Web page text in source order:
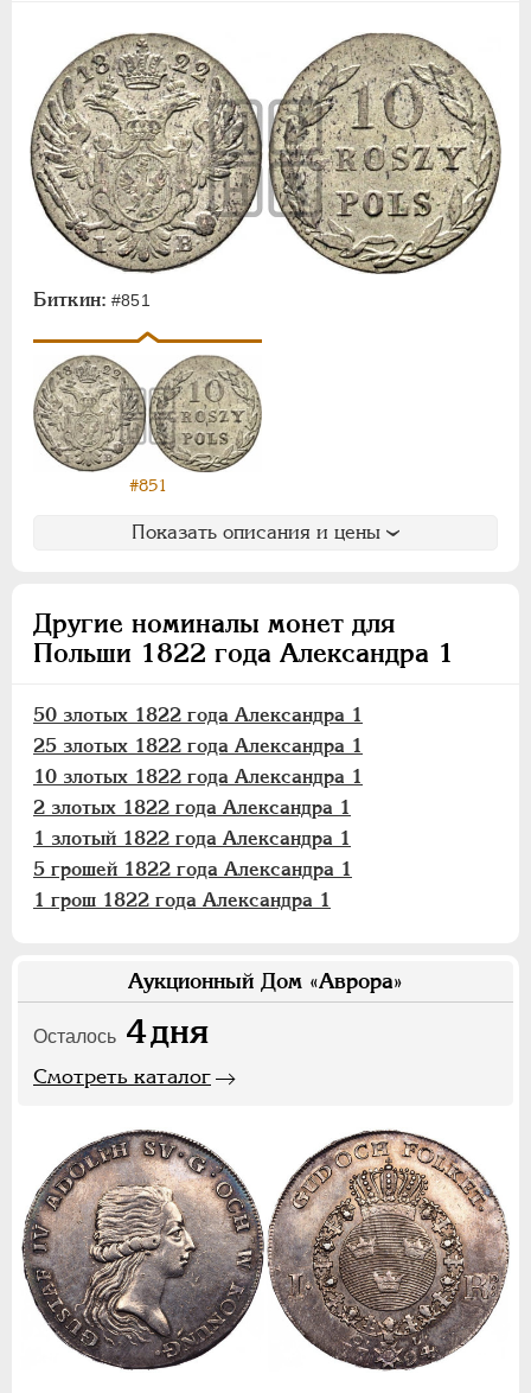
Биткин: #851
#851
Показать описания и цены
Другие номиналы монет для
Польши 1822 года Александра 1
50 злотых 1822 года Александра 1
25 злотых 1822 года Александра 1
10 злотых 1822 года Александра 1
2 злотых 1822 года Александра 1
1 злотый 1822 года Александра 1
5 грошей 1822 года Александра 1
1 грош 1822 года Александра 1
Аукционный Дом «Аврора»
Осталось 4дня
Смотреть каталог
Пробные и новодельные
Для Грузии
Для Польши
50 злотых
25 злотых
10 злотых
5 злотых
2 злотых
1 злотый
10 грошей
5 грошей
3 гроша
АЛЕКСАНДР II 1855-1881
АЛЕКСАНДР III 1881-1894
ВРЕМЕННОЕ ПРАВ. 1917-1918
ИНОСТРАННЫЕ 1768-1918